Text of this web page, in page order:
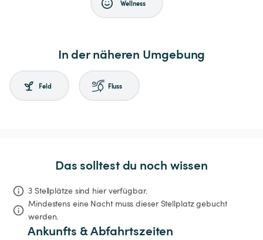
Wellness
In der näheren Umgebung
Feld Fluss
Das solltest du noch wissen
3 Stellplätze sind hier verfügbar.
Mindestens eine Nacht muss dieser Stellplatz gebucht
werden.
Ankunfts & Abfahrtszeiten